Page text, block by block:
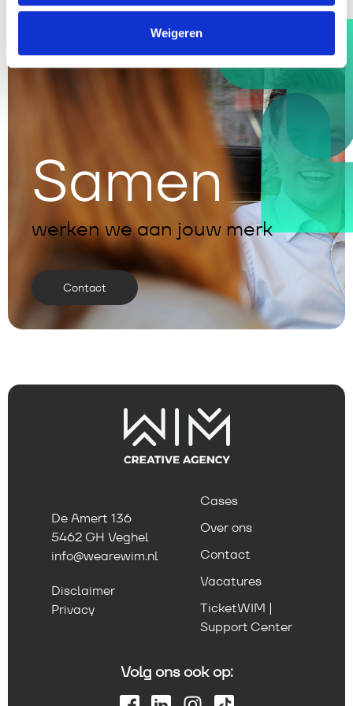
Weigeren
Samen
werken we aan jouw merk
Contact
De Amert 136
5462 GH Veghel
info@wearewim.nl
Disclaimer
Privacy
Cases
Over ons
Contact
Vacatures
TicketWIM |
Support Center
Volg ons ook op: